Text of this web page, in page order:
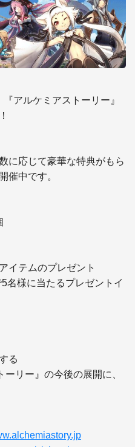
アルケミアストーリー』
に応じて豪華な特典がもら
催中です。
イテムのプレゼント
名様に当たるプレゼントイ
る
ーリー』の今後の展開に、